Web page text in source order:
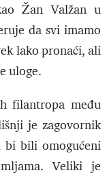
Žan Valžan u
da svi imamo
lako pronaći, ali
uloge.
filantropa među
je zagovornik
bi bili omogućeni
Veliki je